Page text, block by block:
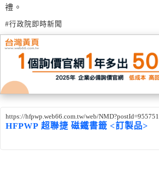
禮。
#行政院即時新聞
https://hfpwp.web66.com.tw/web/NMD?postId=955751
HFPWP 超聯捷 磁鐵書籤 <訂製品>